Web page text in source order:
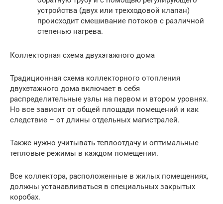
устройства (двух или трехходовой клапан)
происходит смешивание потоков с различной
степенью нагрева.
Коллекторная схема двухэтажного дома
Традиционная схема коллекторного отопления
двухэтажного дома включает в себя
распределительные узлы на первом и втором уровнях.
Но все зависит от общей площади помещений и как
следствие – от длины отдельных магистралей.
Также нужно учитывать теплоотдачу и оптимальные
тепловые режимы в каждом помещении.
Все коллектора, расположенные в жилых помещениях,
должны устанавливаться в специальных закрытых
коробах.